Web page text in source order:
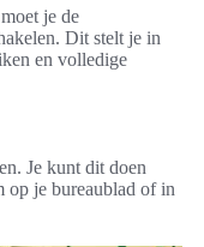
je de
Dit stelt je in
en volledige
Je kunt dit doen
op je bureaublad of in